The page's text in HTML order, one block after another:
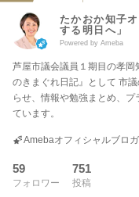
たかおか知子
する明日へ」
Powered by Ameba
芦屋市議会議員１期目の孝
のきまぐれ日記』として 市
らせ、情報や勉強まとめ、
ています。
Amebaオフィシャルブロ
59
フォロワー
751
投稿